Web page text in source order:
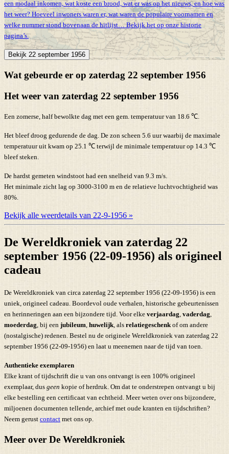
een modaal inkomen, wat koste een brood, wat er was op het nieuws, en hoe was
het weer? Hoeveel inwoners waren er, wat waren de populaire voornamen en
welke nummer stond bovenaan de hitlijst… Bekijk het op onze historie
pagina’s.
Bekijk 22 september 1956
Wat gebeurde er op zaterdag 22 september 1956
Het weer van zaterdag 22 september 1956
Een zomerse, half bewolkte dag met een gem. temperatuur van 18.6 ℃.
Het bleef droog gedurende de dag. De zon scheen 5.6 uur waarbij de maximale
temperatuur uit kwam op 25.1 ℃ terwijl de minimale temperatuur op 14.3 ℃
bleef steken.
De hardst gemeten windstoot had een snelheid van 9.3 m/s.
Het minimale zicht lag op 3000-3100 m en de relatieve luchtvochtigheid was
80%.
Bekijk alle weerdetails van 22-9-1956 »
De Wereldkroniek van zaterdag 22
september 1956 (22-09-1956) als origineel
cadeau
De Wereldkroniek van circa zaterdag 22 september 1956 (22-09-1956) is een
uniek, origineel cadeau. Boordevol oude verhalen, historische gebeurtenissen
en herinneringen aan een bijzondere tijd. Voor elke verjaardag, vaderdag,
moederdag, bij een jubileum, huwelijk, als relatiegeschenkof om andere
(nostalgische) redenen. Bestel nu de originele Wereldkroniek van zaterdag 22
september 1956 (22-09-1956) en laat u meenemen naar de tijd van toen.
Authentieke exemplaren
Elke krant of tijdschrift die u van ons ontvangt is een 100% origineel
exemplaar, dus geen kopie of herdruk. Om dat te onderstrepen ontvangt u bij
elke bestelling een certificaat van echtheid. Meer weten over ons bijzondere,
miljoenen documenten tellende, archief met oude kranten en tijdschriften?
Neem gerust contact met ons op.
Meer over De Wereldkroniek